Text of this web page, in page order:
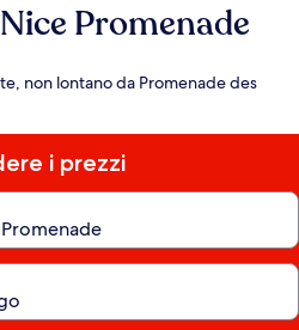
Promenade
non lontano da Promenade des
i prezzi